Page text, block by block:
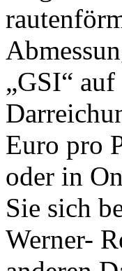
„GSI“
Euro pro
oder in
Sie sich
Werner-